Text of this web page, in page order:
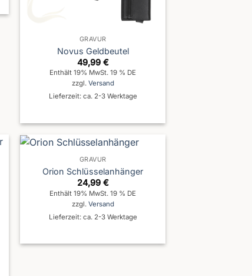
GRAVUR
Novus Geldbeutel
49,99 €
Enthält 19% MwSt. 19 % DE
zzgl. Versand
Lieferzeit: ca. 2-3 Werktage
GRAVUR
Orion Schlüsselanhänger
24,99 €
Enthält 19% MwSt. 19 % DE
zzgl. Versand
Lieferzeit: ca. 2-3 Werktage